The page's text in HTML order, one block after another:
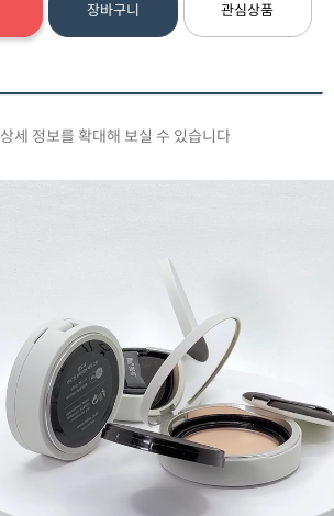
장바구니 관심상품
상세 정보를 확대해 보실 수 있습니다